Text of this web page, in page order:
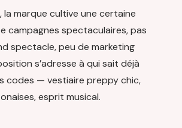
, la marque cultive une certaine
campagnes spectaculaires, pas
spectacle, peu de marketing
s’adresse à qui sait déjà
codes — vestiaire preppy chic,
esprit musical.